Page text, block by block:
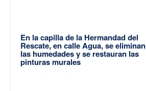
En la capilla de la Hermandad del
Rescate, en calle Agua, se eliminan
las humedades y se restauran las
pinturas murales